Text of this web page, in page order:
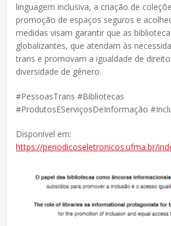
linguagem inclusiva, a criação de
promoção de espaços seguros e
medidas visam garantir que as
globalizantes, que atendam às
trans e promovam a igualdade de
diversidade de gênero.
#PessoasTrans #Bibliotecas
#ProdutosEServiçosDeInformação
Disponível em:
https://periodicoseletronicos.ufma.br/